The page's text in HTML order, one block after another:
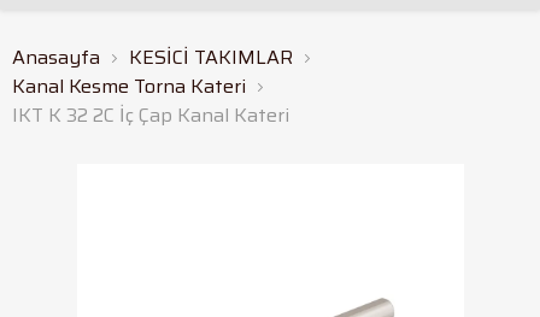
Anasayfa
KESİCİ TAKIMLAR
Kanal Kesme Torna Kateri
IKT K 32 2C İç Çap Kanal Kateri